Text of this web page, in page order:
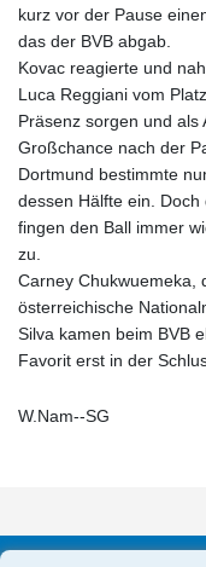
kurz vor der Pause
das der BVB abgab.
Kovac reagierte und
Luca Reggiani vom
Präsenz sorgen und als
Großchance nach der
Dortmund bestimmte
dessen Hälfte ein.
fingen den Ball immer
zu.
Carney Chukwuemeka,
österreichische
Silva kamen beim BVB
Favorit erst in der
W.Nam--SG